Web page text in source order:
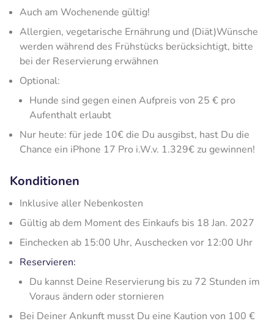
Auch am Wochenende gültig!
Allergien, vegetarische Ernährung und (Diät)Wünsche
werden während des Frühstücks berücksichtigt, bitte
bei der Reservierung erwähnen
Optional:
Hunde sind gegen einen Aufpreis von 25 € pro
Aufenthalt erlaubt
Nur heute: für jede 10€ die Du ausgibst, hast Du die
Chance ein iPhone 17 Pro i.W.v. 1.329€ zu gewinnen!
Konditionen
Inklusive aller Nebenkosten
Gültig ab dem Moment des Einkaufs bis 18 Jan. 2027
Einchecken ab 15:00 Uhr, Auschecken vor 12:00 Uhr
Reservieren:
Du kannst Deine Reservierung bis zu 72 Stunden im
Voraus ändern oder stornieren
Bei Deiner Ankunft musst Du eine Kaution von 100 €